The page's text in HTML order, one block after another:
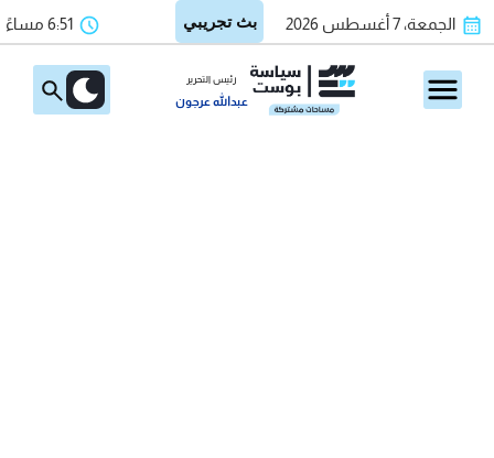
الجمعة، 7 أغسطس 2026 6:51 مساءً
رئيس التحرير
عبدالله عرجون